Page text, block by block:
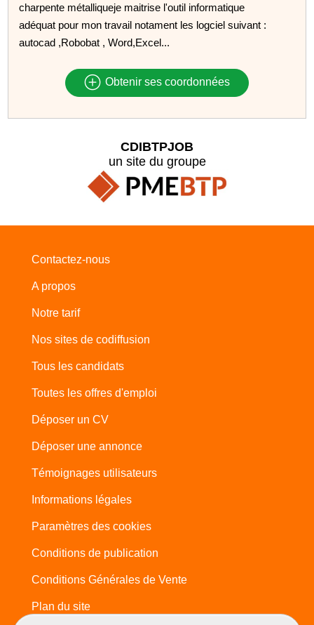
charpente métalliqueje maitrise l'outil informatique
adéquat pour mon travail notament les logciel suivant :
autocad ,Robobat , Word,Excel...
Obtenir ses coordonnées
CDIBTPJOB
un site du groupe
Contactez-nous
A propos
Notre tarif
Nos sites de codiffusion
Tous les candidats
Toutes les offres d'emploi
Déposer un CV
Déposer une annonce
Témoignages utilisateurs
Informations légales
Paramètres des cookies
Conditions de publication
Conditions Générales de Vente
Plan du site